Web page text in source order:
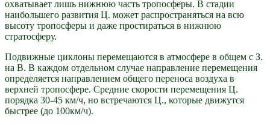
охватывает лишь нижнюю часть тропосферы. В стадии
наибольшего развития Ц. может распространяться на всю
высоту тропосферы и даже простираться в нижнюю
стратосферу.
Подвижные циклоны перемещаются в атмосфере в общем с З.
на В. В каждом отдельном случае направление перемещения
определяется направлением общего переноса воздуха в
верхней тропосфере. Средние скорости перемещения Ц.
порядка 30-45 км/ч, но встречаются Ц., которые движутся
быстрее (до 100км/ч).